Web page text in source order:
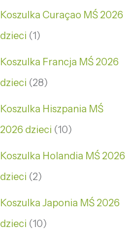
Koszulka Curaçao MŚ 2026
dzieci 1
Koszulka Francja MŚ 2026
dzieci 28
Koszulka Hiszpania MŚ
2026 dzieci 10
Koszulka Holandia MŚ 2026
dzieci 2
Koszulka Japonia MŚ 2026
dzieci 10